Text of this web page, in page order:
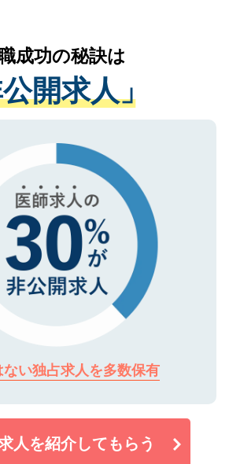
報の取り扱いについての厳密な
満たした事業者のみに付与され
バシーマークを取得済みです。
持に関してもご安心ください。
、現在の医療機関の状況や紹介
えながら、適切なアドバイスを
だきます。すぐにご転職をされ
、長期的なサポートが可能です
ご登録ください。
成功の秘訣は
公開求人」
ない独占求人を多数保有
人を紹介してもらう